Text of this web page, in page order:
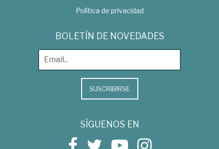
Política de privacidad
BOLETÍN DE NOVEDADES
SUSCRIBIRSE
SÍGUENOS EN